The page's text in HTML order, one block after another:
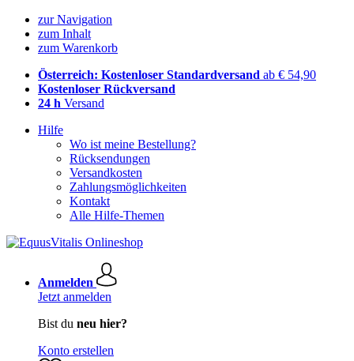
zur Navigation
zum Inhalt
zum Warenkorb
Österreich: Kostenloser Standardversand ab € 54,90
Kostenloser Rückversand
24 h Versand
Hilfe
Wo ist meine Bestellung?
Rücksendungen
Versandkosten
Zahlungsmöglichkeiten
Kontakt
Alle Hilfe-Themen
Anmelden
Jetzt anmelden
Bist du neu hier?
Konto erstellen